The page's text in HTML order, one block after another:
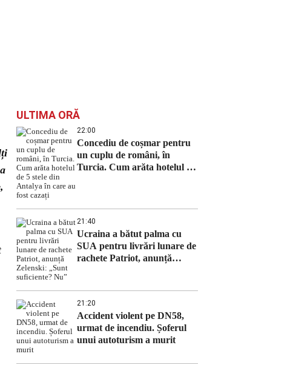
ULTIMA ORĂ
22:00
Concediu de coșmar pentru
un cuplu de români, în
Turcia. Cum arăta hotelul de
21:40
Ucraina a bătut palma cu
SUA pentru livrări lunare de
rachete Patriot, anunță
21:20
Accident violent pe DN58,
urmat de incendiu. Șoferul
unui autoturism a murit